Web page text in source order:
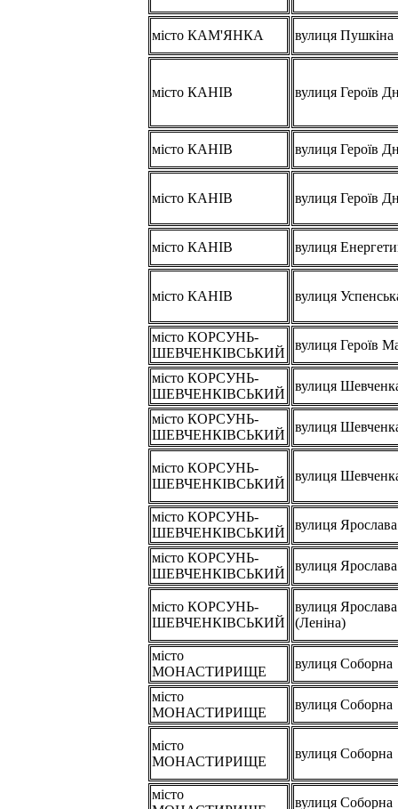
місто КАМ'ЯНКА вулиця Пушкіна
місто КАНІВ вулиця Героїв
місто КАНІВ вулиця Героїв
місто КАНІВ вулиця Героїв
місто КАНІВ вулиця
місто КАНІВ вулиця
місто КОРСУНЬ-
ШЕВЧЕНКІВСЬКИЙ
вулиця Героїв
місто КОРСУНЬ-
ШЕВЧЕНКІВСЬКИЙ
вулиця
місто КОРСУНЬ-
ШЕВЧЕНКІВСЬКИЙ
вулиця
місто КОРСУНЬ-
ШЕВЧЕНКІВСЬКИЙ
вулиця
місто КОРСУНЬ-
ШЕВЧЕНКІВСЬКИЙ
вулиця
місто КОРСУНЬ-
ШЕВЧЕНКІВСЬКИЙ
вулиця
місто КОРСУНЬ-
ШЕВЧЕНКІВСЬКИЙ
вулиця
(Леніна)
місто
МОНАСТИРИЩЕ
вулиця Соборна
місто
МОНАСТИРИЩЕ
вулиця Соборна
місто
МОНАСТИРИЩЕ
вулиця Соборна
місто
вулиця Соборна